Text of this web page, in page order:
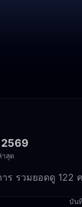
2569
สุด
ร รวมยอดดู 122
บัน